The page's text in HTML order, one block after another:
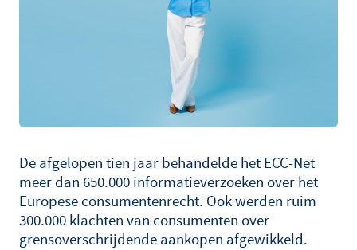
De afgelopen tien jaar behandelde het ECC-Net
meer dan 650.000 informatieverzoeken over het
Europese consumentenrecht. Ook werden ruim
300.000 klachten van consumenten over
grensoverschrijdende aankopen afgewikkeld.